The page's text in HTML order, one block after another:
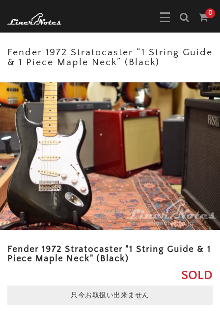
0
Fender 1972 Stratocaster “1 String Guide
& 1 Piece Maple Neck” (Black)
Fender 1972 Stratocaster "1 String Guide & 1
Piece Maple Neck" (Black)
SOLD
只今お取扱い出来ません